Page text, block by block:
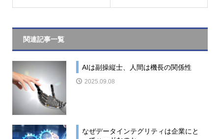
関連記事一覧
AIは副操縦士、人間は機長の関係性
2025.09.08
なぜデータインテグリティは企業にと